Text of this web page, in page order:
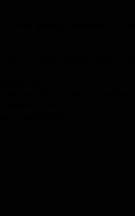
under garantitiden och
kringutrustning, drift av
För övrigt, vi är villiga
etc.
Vägledning.